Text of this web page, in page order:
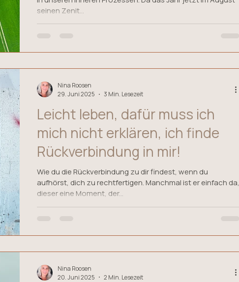
seinen Zenit...
Leicht leben, dafür muss ich
mich nicht erklären, ich finde
Rückverbindung in mir!
Wie du die Rückverbindung zu dir findest, wenn du
aufhörst, dich zu rechtfertigen. Manchmal ist er einfach da,
dieser eine Moment, der...
Nina Roosen
29. Juni 2025
3 Min. Lesezeit
Nina Roosen
20. Juni 2025
2 Min. Lesezeit